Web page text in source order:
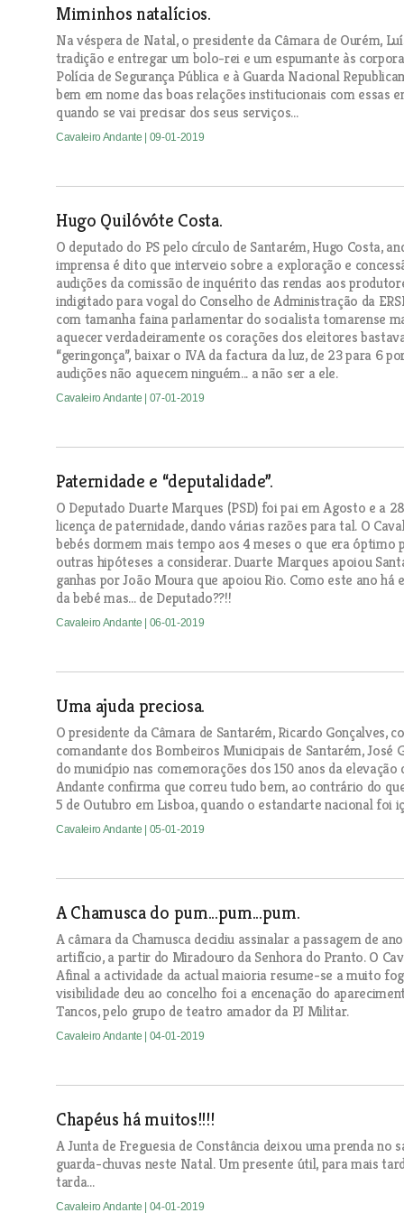
Miminhos natalícios.
Na véspera de Natal, o presidente da Câmara de Ourém,
tradição e entregar um bolo-rei e um espumante às
Polícia de Segurança Pública e à Guarda Nacional
bem em nome das boas relações institucionais com essas
quando se vai precisar dos seus serviços...
Cavaleiro Andante | 09-01-2019
Hugo Quilóvóte Costa.
O deputado do PS pelo círculo de Santarém, Hugo Costa,
imprensa é dito que interveio sobre a exploração e
audições da comissão de inquérito das rendas aos
indigitado para vogal do Conselho de Administração da
com tamanha faina parlamentar do socialista tomarense
aquecer verdadeiramente os corações dos eleitores
“geringonça”, baixar o IVA da factura da luz, de 23 para 6
audições não aquecem ninguém... a não ser a ele.
Cavaleiro Andante | 07-01-2019
Paternidade e “deputalidade”.
O Deputado Duarte Marques (PSD) foi pai em Agosto e a
licença de paternidade, dando várias razões para tal. O
bebés dormem mais tempo aos 4 meses o que era
outras hipóteses a considerar. Duarte Marques apoiou
ganhas por João Moura que apoiou Rio. Como este ano
da bebé mas... de Deputado??!!
Cavaleiro Andante | 06-01-2019
Uma ajuda preciosa.
O presidente da Câmara de Santarém, Ricardo Gonçalves,
comandante dos Bombeiros Municipais de Santarém, José
do município nas comemorações dos 150 anos da
Andante confirma que correu tudo bem, ao contrário do
5 de Outubro em Lisboa, quando o estandarte nacional foi
Cavaleiro Andante | 05-01-2019
A Chamusca do pum...pum...pum.
A câmara da Chamusca decidiu assinalar a passagem de
artifício, a partir do Miradouro da Senhora do Pranto. O
Afinal a actividade da actual maioria resume-se a muito
visibilidade deu ao concelho foi a encenação do
Tancos, pelo grupo de teatro amador da PJ Militar.
Cavaleiro Andante | 04-01-2019
Chapéus há muitos!!!!
A Junta de Freguesia de Constância deixou uma prenda no
guarda-chuvas neste Natal. Um presente útil, para mais
tarda…
Cavaleiro Andante | 04-01-2019